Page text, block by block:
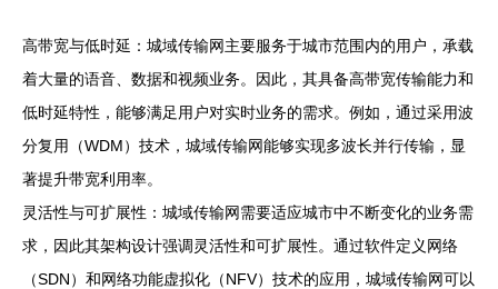
高带宽与低时延：城域传输网主要服务于城市范围内的用户，承载
着大量的语音、数据和视频业务。因此，其具备高带宽传输能力和
低时延特性，能够满足用户对实时业务的需求。例如，通过采用波
分复用（WDM）技术，城域传输网能够实现多波长并行传输，显
著提升带宽利用率。
灵活性与可扩展性：城域传输网需要适应城市中不断变化的业务需
求，因此其架构设计强调灵活性和可扩展性。通过软件定义网络
（SDN）和网络功能虚拟化（NFV）技术的应用，城域传输网可以